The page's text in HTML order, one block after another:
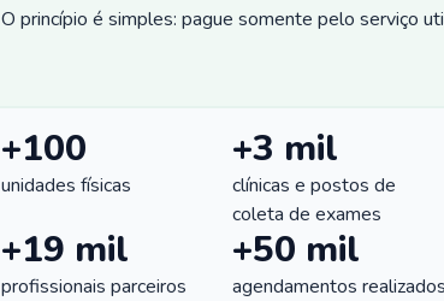
O princípio é simples: pague somente pelo serviço
+100
unidades físicas
+3 mil
clínicas e postos de
coleta de exames
+19 mil
profissionais parceiros
+50 mil
agendamentos realizados